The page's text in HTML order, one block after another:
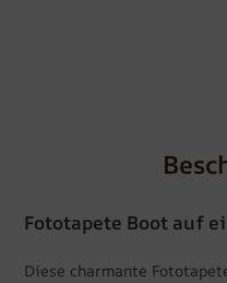
Fototapete Boot auf
Diese charmante